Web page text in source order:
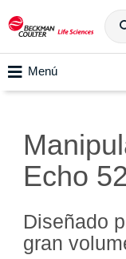
Menú
Echo
Diseñado
gran